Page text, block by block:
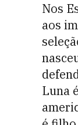
Nos
aos
Luna